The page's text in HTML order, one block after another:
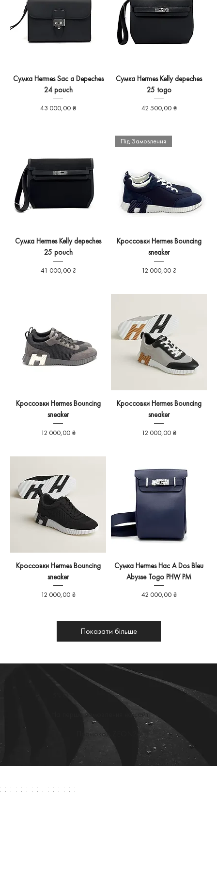
Сумка Hermes Sac a Depeches
24 pouch
Ціна
43 000,00 ₴
Сумка Hermes Kelly depeches
25 togo
Ціна
42 500,00 ₴
Сумка Hermes Kelly depeches
25 pouch
Ціна
41 000,00 ₴
Під Замовлення
Кроссовки Hermes Bouncing
sneaker
Ціна
12 000,00 ₴
Кроссовки Hermes Bouncing
sneaker
Ціна
12 000,00 ₴
Кроссовки Hermes Bouncing
sneaker
Ціна
12 000,00 ₴
Кроссовки Hermes Bouncing
sneaker
Ціна
12 000,00 ₴
Сумка Hermes Hac A Dos Bleu
Abysse Togo PHW PM
Ціна
42 000,00 ₴
Показати більше
Промокод ZEON26
На перше замовлення на сайті